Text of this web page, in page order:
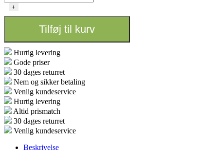
Easyfeed
antal
+
Tilføj til kurv
Hurtig levering
Gode priser
30 dages returret
Nem og sikker betaling
Venlig kundeservice
Hurtig levering
Altid prismatch
30 dages returret
Venlig kundeservice
Beskrivelse